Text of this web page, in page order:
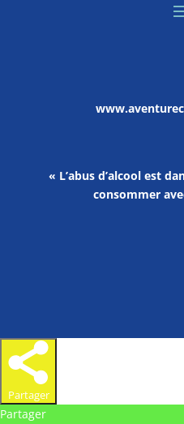
« L’abus d’alcool est
consommer
Partager
Partager